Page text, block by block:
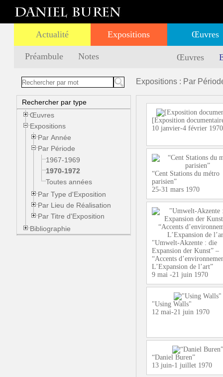
Actualité Expositions Œuvres
Préambule Notes Œuvres
Rechercher par type
Œuvres
Expositions
Par Année
Par Période
1967-1969
1970-1972
Toutes années
Par Type d'Exposition
Par Lieu de Réalisation
Par Titre d'Exposition
Bibliographie
Expositions : Par
[Exposition
10 janvier-4 février 1970
“Cent Stations du métro
parisien”
25-31 mars 1970
"Umwelt-Akzente : die
Expansion der Kunst” –
“Accents
L’Expansion de l’art”
9 mai -21 juin 1970
"Using Walls"
12 mai-21 juin 1970
“Daniel Buren”
13 juin-1 juillet 1970